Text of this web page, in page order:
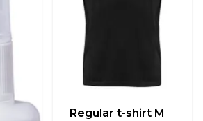
Regular t-shirt M